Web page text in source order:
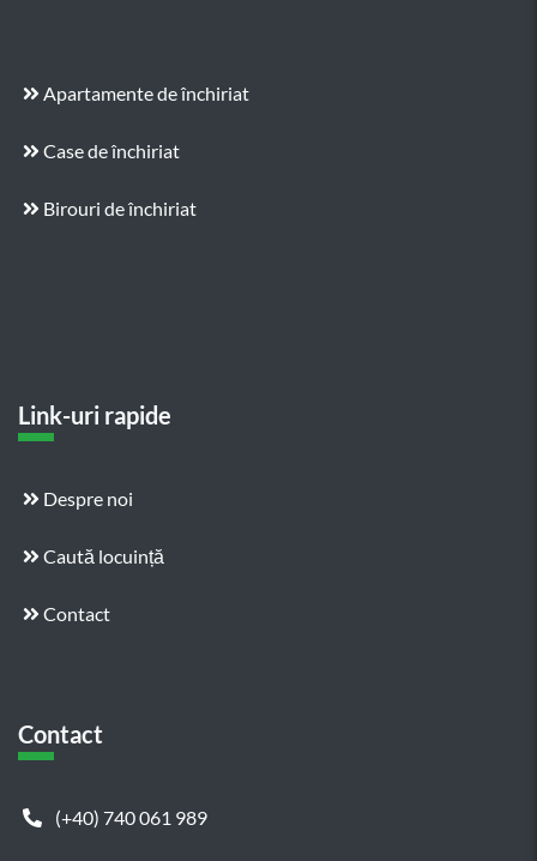
Apartamente de închiriat
Case de închiriat
Birouri de închiriat
Link-uri rapide
Despre noi
Caută locuință
Contact
Contact
(+40) 740 061 989